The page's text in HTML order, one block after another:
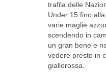
trafila delle
Under 15 fino
varie maglie
scendendo in
un gran bene e
vedere presto in
giallorossa.